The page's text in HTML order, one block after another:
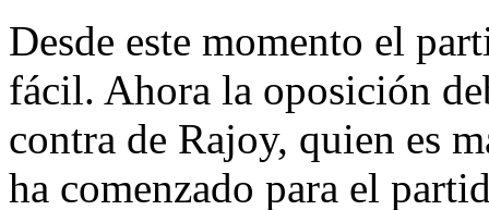
Desde este momento el
fácil. Ahora la oposición
contra de Rajoy, quien es
ha comenzado para el